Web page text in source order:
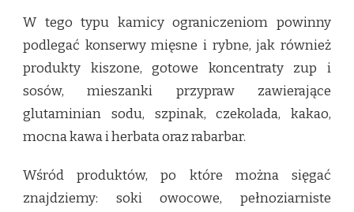
W tego typu kamicy ograniczeniom powinny
podlegać konserwy mięsne i rybne, jak również
produkty kiszone, gotowe koncentraty zup i
sosów, mieszanki przypraw zawierające
glutaminian sodu, szpinak, czekolada, kakao,
mocna kawa i herbata oraz rabarbar.
Wśród produktów, po które można sięgać
znajdziemy: soki owocowe, pełnoziarniste